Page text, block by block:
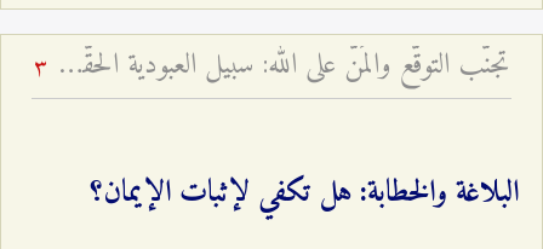
تجنّب التوقّع والمَنّ على الله: سبيل العبودية الحقّة - لسانٌ فصيحٌ وقلبٌ مُظلمٌ أم لسانٌ ألكَنٌ وقلبٌ مُضيءٌ؟ 3
البلاغة والخطابة: هل تكفي لإثبات الإيمان؟